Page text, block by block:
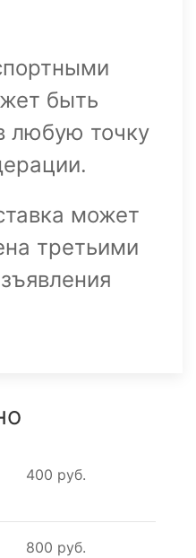
быть
любую точку
может
третьими
400 руб.
800 руб.